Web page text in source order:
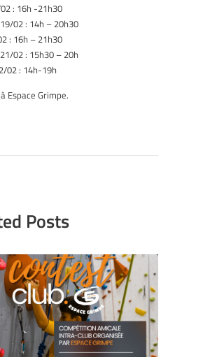
: 16h -21h30
02 : 14h – 20h30
: 16h – 21h30
02 : 15h30 – 20h
02 : 14h-19h
Espace Grimpe.
Posts